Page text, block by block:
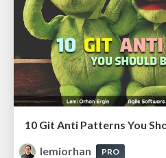
10 Git Anti Patterns You
lemiorhan
PRO